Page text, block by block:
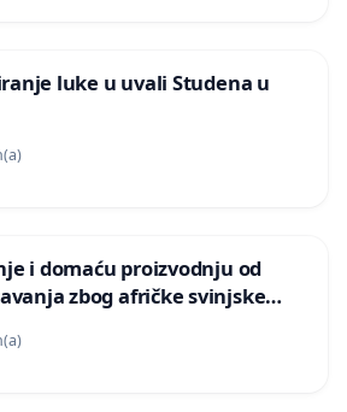
luke u uvali Studena u
i domaću proizvodnju od
zbog afričke svinjske